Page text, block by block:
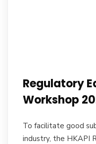
Regulatory
Workshop
To facilitate good
industry, the HKAPI